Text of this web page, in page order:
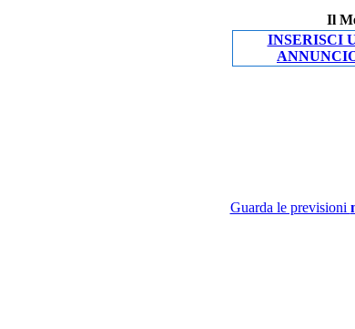
Il
INSERISCI
Guarda le previsioni